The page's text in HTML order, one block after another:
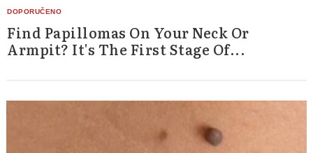
Find Papillomas On Your Neck Or
Armpit? It's The First Stage Of...